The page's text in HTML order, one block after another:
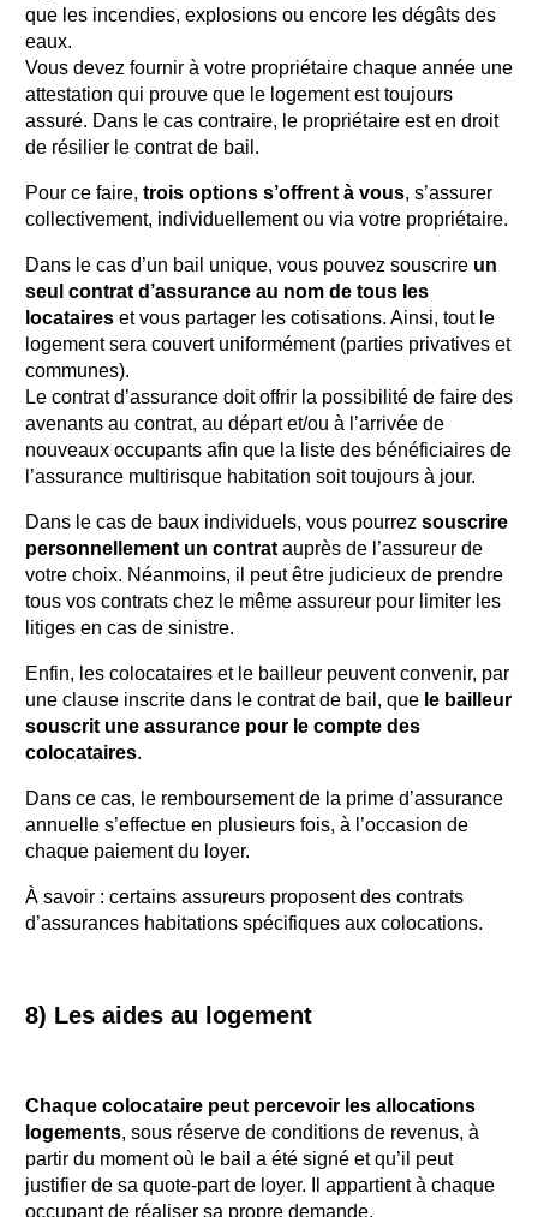
que les incendies, explosions ou encore les dégâts des
eaux.
Vous devez fournir à votre propriétaire chaque année une
attestation qui prouve que le logement est toujours
assuré. Dans le cas contraire, le propriétaire est en droit
de résilier le contrat de bail.
Pour ce faire, trois options s’offrent à vous, s’assurer
collectivement, individuellement ou via votre propriétaire.
Dans le cas d’un bail unique, vous pouvez souscrire un
seul contrat d’assurance au nom de tous les
locataires et vous partager les cotisations. Ainsi, tout le
logement sera couvert uniformément (parties privatives et
communes).
Le contrat d’assurance doit offrir la possibilité de faire des
avenants au contrat, au départ et/ou à l’arrivée de
nouveaux occupants afin que la liste des bénéficiaires de
l’assurance multirisque habitation soit toujours à jour.
Dans le cas de baux individuels, vous pourrez souscrire
personnellement un contrat auprès de l’assureur de
votre choix. Néanmoins, il peut être judicieux de prendre
tous vos contrats chez le même assureur pour limiter les
litiges en cas de sinistre.
Enfin, les colocataires et le bailleur peuvent convenir, par
une clause inscrite dans le contrat de bail, que le bailleur
souscrit une assurance pour le compte des
colocataires.
Dans ce cas, le remboursement de la prime d’assurance
annuelle s’effectue en plusieurs fois, à l’occasion de
chaque paiement du loyer.
À savoir : certains assureurs proposent des contrats
d’assurances habitations spécifiques aux colocations.
8) Les aides au logement
Chaque colocataire peut percevoir les allocations
logements, sous réserve de conditions de revenus, à
partir du moment où le bail a été signé et qu’il peut
justifier de sa quote-part de loyer. Il appartient à chaque
occupant de réaliser sa propre demande.